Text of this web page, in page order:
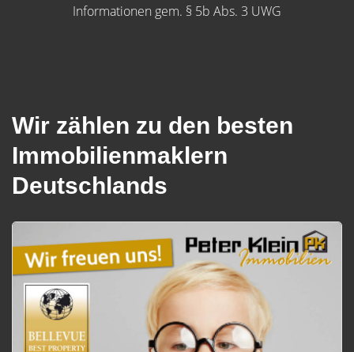
Informationen gem. § 5b Abs. 3 UWG
Wir zählen zu den besten
Immobilienmaklern
Deutschlands